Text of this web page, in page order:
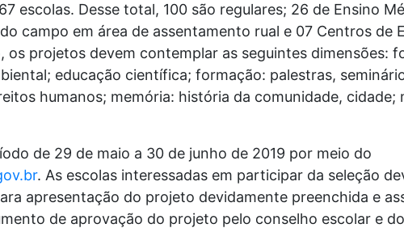
escolas. Desse total, 100 são regulares; 26 de Ensino
campo em área de assentamento rual e 07 Centros de
os projetos devem contemplar as seguintes dimensões:
educação científica; formação: palestras,
humanos; memória: história da comunidade, cidade;
de 29 de maio a 30 de junho de 2019 por meio do
. As escolas interessadas em participar da seleção
apresentação do projeto devidamente preenchida e
de aprovação do projeto pelo conselho escolar e